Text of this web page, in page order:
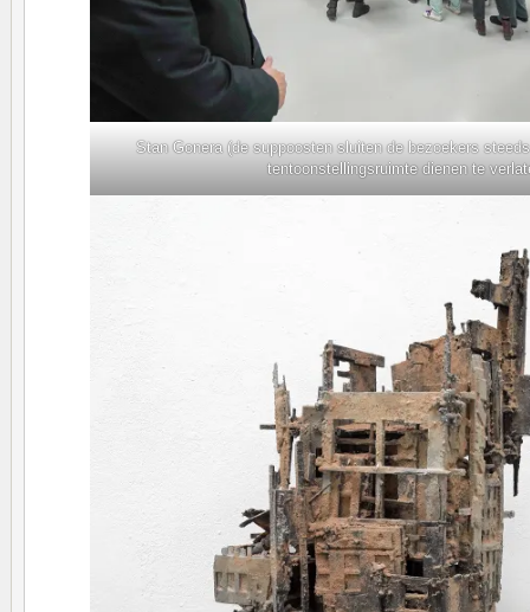
Stan Gonera (de suppoosten sluiten de bezoekers
tentoonstellingsruimte dienen te